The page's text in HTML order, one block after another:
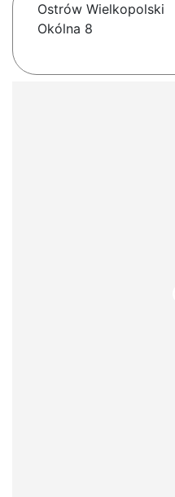
Ostrów Wielkopolski
Okólna 8